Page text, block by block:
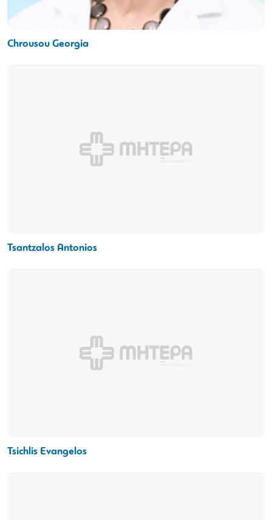
Chrousou Georgia
Tsantzalos Antonios
Tsichlis Evangelos